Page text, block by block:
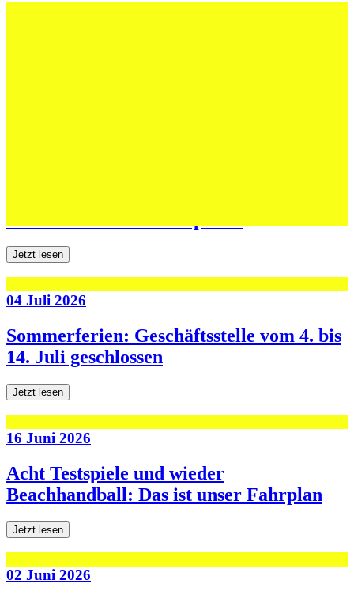
Jetzt lesen
04 Juli 2026
Sommerferien: Geschäftsstelle vom 4. bis
14. Juli geschlossen
Jetzt lesen
16 Juni 2026
Acht Testspiele und wieder
Beachhandball: Das ist unser Fahrplan
Jetzt lesen
02 Juni 2026